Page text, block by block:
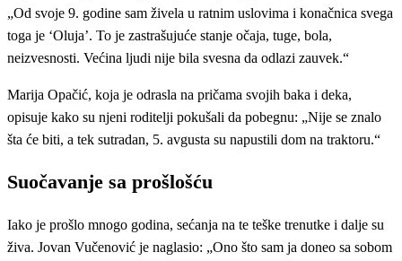
„Od svoje 9. godine sam živela u ratnim uslovima i konačnica svega
toga je ‘Oluja’. To je zastrašujuće stanje očaja, tuge, bola,
neizvesnosti. Većina ljudi nije bila svesna da odlazi zauvek.“
Marija Opačić, koja je odrasla na pričama svojih baka i deka,
opisuje kako su njeni roditelji pokušali da pobegnu: „Nije se znalo
šta će biti, a tek sutradan, 5. avgusta su napustili dom na traktoru.“
Suočavanje sa prošlošću
Iako je prošlo mnogo godina, sećanja na te teške trenutke i dalje su
živa. Jovan Vučenović je naglasio: „Ono što sam ja doneo sa sobom